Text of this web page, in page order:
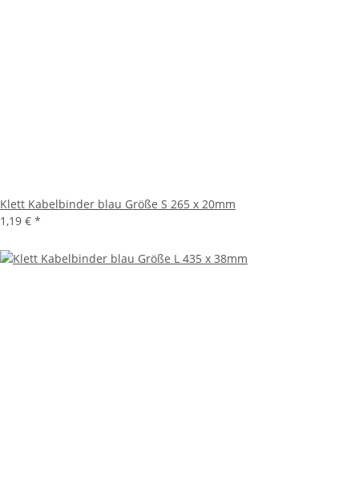
Klett Kabelbinder blau Größe S 265 x 20mm
1,19 € *